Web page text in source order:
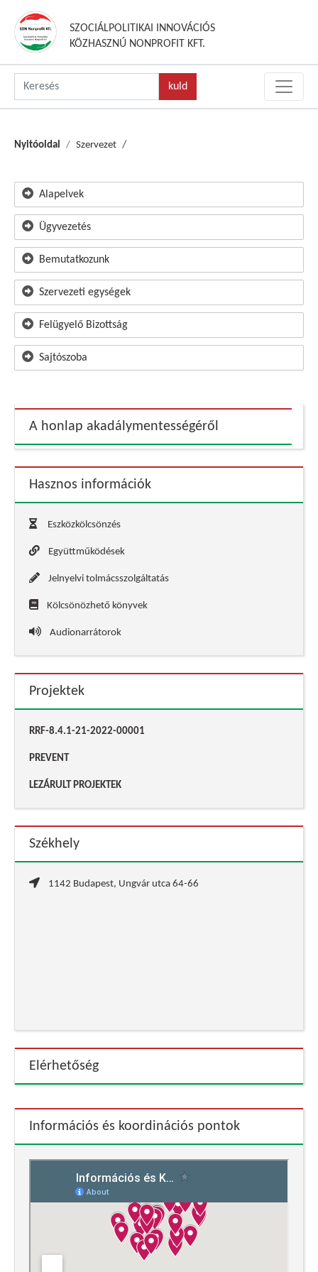
SZOCIÁLPOLITIKAI INNOVÁCIÓS
KÖZHASZNÚ NONPROFIT KFT.
Nyitóoldal Szervezet
Alapelvek
Ügyvezetés
Bemutatkozunk
Szervezeti egységek
Felügyelő Bizottság
Sajtószoba
A honlap akadálymentességéről
Hasznos információk
Eszközkölcsönzés
Együttműködések
Jelnyelvi tolmácsszolgáltatás
Kölcsönözhető könyvek
Audionarrátorok
Projektek
RRF-8.4.1-21-2022-00001
PREVENT
LEZÁRULT PROJEKTEK
Székhely
1142 Budapest, Ungvár utca 64-66
Elérhetőség
Információs és koordinációs pontok